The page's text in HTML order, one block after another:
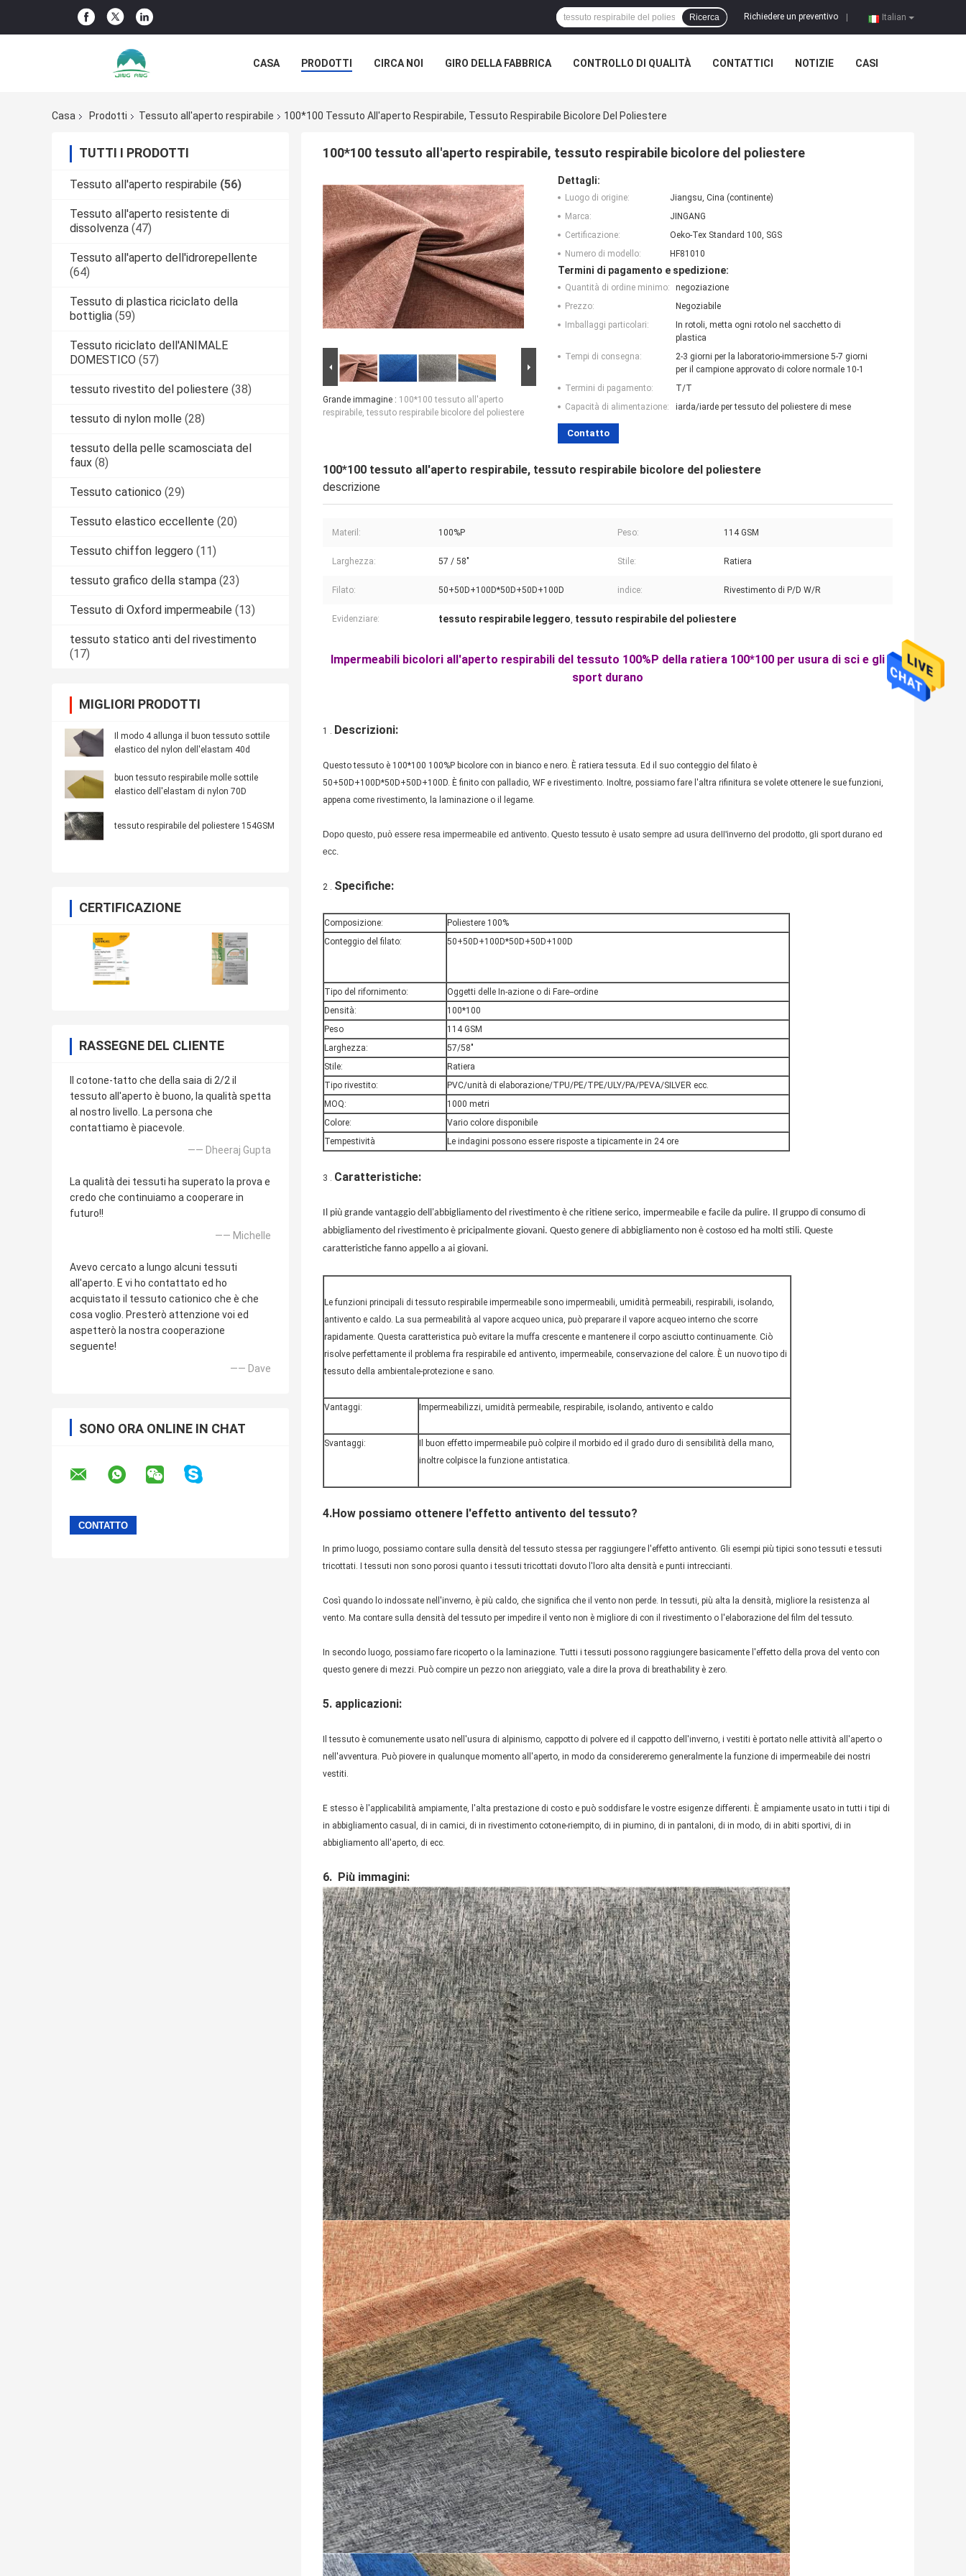
Italian
Richiedere un preventivo
Ricerca
CASA PRODOTTI CIRCA NOI GIRO DELLA FABBRICA CONTROLLO DI QUALITÀ CONTATTICI NOTIZIE CASI
Casa
Prodotti Tessuto all'aperto respirabile 100*100 Tessuto All'aperto Respirabile, Tessuto Respirabile Bicolore Del Poliestere
TUTTI I PRODOTTI
Tessuto all'aperto respirabile (56)
Tessuto all'aperto resistente di
dissolvenza (47)
Tessuto all'aperto dell'idrorepellente
(64)
Tessuto di plastica riciclato della
bottiglia (59)
Tessuto riciclato dell'ANIMALE
DOMESTICO (57)
tessuto rivestito del poliestere (38)
tessuto di nylon molle (28)
tessuto della pelle scamosciata del
faux (8)
Tessuto cationico (29)
Tessuto elastico eccellente (20)
Tessuto chiffon leggero (11)
tessuto grafico della stampa (23)
Tessuto di Oxford impermeabile (13)
tessuto statico anti del rivestimento
(17)
MIGLIORI PRODOTTI
Il modo 4 allunga il buon tessuto sottile
elastico del nylon dell'elastam 40d
buon tessuto respirabile molle sottile
elastico dell'elastam di nylon 70D
tessuto respirabile del poliestere 154GSM
CERTIFICAZIONE
RASSEGNE DEL CLIENTE
Il cotone-tatto che della saia di 2/2 il
tessuto all'aperto è buono, la qualità spetta
al nostro livello. La persona che
contattiamo è piacevole.
—— Dheeraj Gupta
La qualità dei tessuti ha superato la prova e
credo che continuiamo a cooperare in
futuro!!
—— Michelle
Avevo cercato a lungo alcuni tessuti
all'aperto. E vi ho contattato ed ho
acquistato il tessuto cationico che è che
cosa voglio. Presterò attenzione voi ed
aspetterò la nostra cooperazione
seguente!
—— Dave
SONO ORA ONLINE IN CHAT
100*100 tessuto all'aperto respirabile, tessuto respirabile bicolore del poliestere
Grande immagine : 100*100 tessuto all'aperto
respirabile, tessuto respirabile bicolore del poliestere
Dettagli:
Luogo di origine:
Jiangsu, Cina (continente)
Marca:
JINGANG
Certificazione:
Oeko-Tex Standard 100, SGS
Numero di modello:
HF81010
Termini di pagamento e spedizione:
Quantità di ordine minimo:
negoziazione
Prezzo:
Negoziabile
Imballaggi particolari:
In rotoli, metta ogni rotolo nel sacchetto di
plastica
Tempi di consegna:
2-3 giorni per la laboratorio-immersione 5-7 giorni
per il campione approvato di colore normale 10-1
Termini di pagamento:
T/T
Capacità di alimentazione:
iarda/iarde per tessuto del poliestere di mese
Contatto
100*100 tessuto all'aperto respirabile, tessuto respirabile bicolore del poliestere
descrizione
Materil: 100%P Peso: 114 GSM
Larghezza: 57 / 58" Stile: Ratiera
Filato: 50+50D+100D*50D+50D+100D indice: Rivestimento di P/D W/R
Evidenziare: tessuto respirabile leggero, tessuto respirabile del poliestere
Impermeabili bicolori all'aperto respirabili del tessuto 100%P della ratiera 100*100 per usura di sci e gli
sport durano
1 . Descrizioni:
Questo tessuto è 100*100 100%P bicolore con in bianco e nero. È ratiera tessuta. Ed il suo conteggio del filato è
50+50D+100D*50D+50D+100D. È finito con palladio, WF e rivestimento. Inoltre, possiamo fare l'altra rifinitura se volete ottenere le sue funzioni,
appena come rivestimento, la laminazione o il legame.
Dopo questo, può essere resa impermeabile ed antivento. Questo tessuto è usato sempre ad usura dell'inverno del prodotto, gli sport durano ed
ecc.
2 . Specifiche:
Composizione:
Poliestere 100%
Conteggio del filato:
50+50D+100D*50D+50D+100D
Tipo del rifornimento:
Oggetti delle In-azione o di Fare--ordine
Densità:
100*100
Peso
114 GSM
Larghezza:
57/58"
Stile:
Ratiera
Tipo rivestito:
PVC/unità di elaborazione/TPU/PE/TPE/ULY/PA/PEVA/SILVER ecc.
MOQ:
1000 metri
Colore:
Vario colore disponibile
Tempestività
Le indagini possono essere risposte a tipicamente in 24 ore
3 . Caratteristiche:
Il più grande vantaggio dell'abbigliamento del rivestimento è che ritiene serico, impermeabile e facile da pulire. Il gruppo di consumo di
abbigliamento del rivestimento è pricipalmente giovani. Questo genere di abbigliamento non è costoso ed ha molti stili. Queste
caratteristiche fanno appello a ai giovani.
Le funzioni principali di tessuto respirabile impermeabile sono impermeabili, umidità permeabili, respirabili, isolando,
antivento e caldo. La sua permeabilità al vapore acqueo unica, può preparare il vapore acqueo interno che scorre
rapidamente. Questa caratteristica può evitare la muffa crescente e mantenere il corpo asciutto continuamente. Ciò
risolve perfettamente il problema fra respirabile ed antivento, impermeabile, conservazione del calore. È un nuovo tipo di
tessuto della ambientale-protezione e sano.
Vantaggi: Impermeabilizzi, umidità permeabile, respirabile, isolando, antivento e caldo
Svantaggi:
Il buon effetto impermeabile può colpire il morbido ed il grado duro di sensibilità della mano,
inoltre colpisce la funzione antistatica.
4.How possiamo ottenere l'effetto antivento del tessuto?
In primo luogo, possiamo contare sulla densità del tessuto stessa per raggiungere l'effetto antivento. Gli esempi più tipici sono tessuti e tessuti
tricottati. I tessuti non sono porosi quanto i tessuti tricottati dovuto l'loro alta densità e punti intreccianti.
Così quando lo indossate nell'inverno, è più caldo, che significa che il vento non perde. In tessuti, più alta la densità, migliore la resistenza al
vento. Ma contare sulla densità del tessuto per impedire il vento non è migliore di con il rivestimento o l'elaborazione del film del tessuto.
In secondo luogo, possiamo fare ricoperto o la laminazione. Tutti i tessuti possono raggiungere basicamente l'effetto della prova del vento con
questo genere di mezzi. Può compire un pezzo non arieggiato, vale a dire la prova di breathability è zero.
5. applicazioni:
Il tessuto è comunemente usato nell'usura di alpinismo, cappotto di polvere ed il cappotto dell'inverno, i vestiti è portato nelle attività all'aperto o
nell'avventura. Può piovere in qualunque momento all'aperto, in modo da considereremo generalmente la funzione di impermeabile dei nostri
vestiti.
E stesso è l'applicabilità ampiamente, l'alta prestazione di costo e può soddisfare le vostre esigenze differenti. È ampiamente usato in tutti i tipi di
in abbigliamento casual, di in camici, di in rivestimento cotone-riempito, di in piumino, di in pantaloni, di in modo, di in abiti sportivi, di in
abbigliamento all'aperto, di ecc.
6. Più immagini: